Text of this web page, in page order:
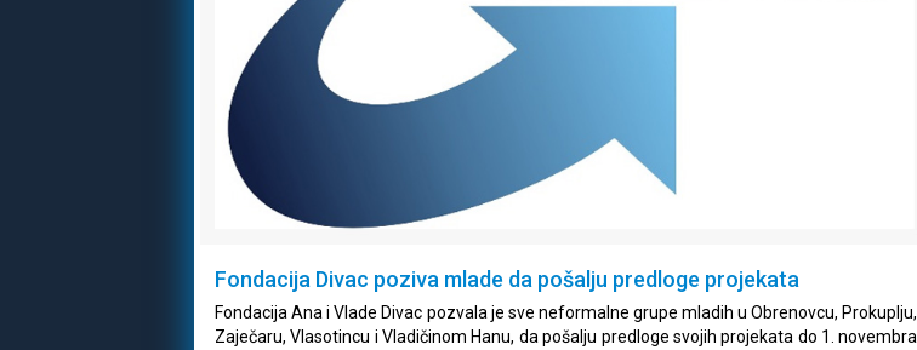
Fondacija Divac poziva mlade da pošalju predloge projekata
Fondacija Ana i Vlade Divac pozvala je sve neformalne grupe mladih u Obrenovcu, Prokuplju,
Zaječaru, Vlasotincu i Vladičinom Hanu, da pošalju predloge svojih projekata do 1. novembra